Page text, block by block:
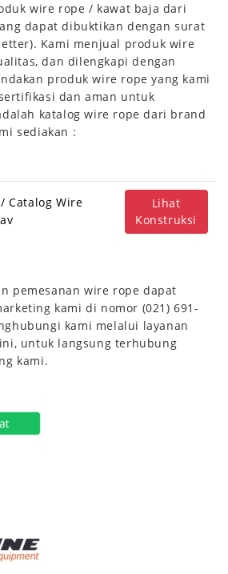
wire rope / kawat baja dari
dapat dibuktikan dengan surat
Kami menjual produk wire
dan dilengkapi dengan
produk wire rope yang kami
dan aman untuk
katalog wire rope dari brand
sediakan :
Catalog Wire
Lihat
Konstruksi
pemesanan wire rope dapat
kami di nomor (021) 691-
kami melalui layanan
untuk langsung terhubung
kami.